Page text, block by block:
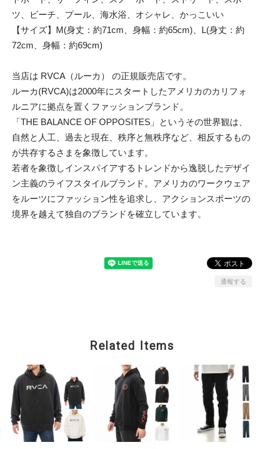
ツ、ビーチ、プール、海水浴、オシャレ、かっこいい
【サイズ】M(身丈：約71cm、身幅：約65cm)、L(身丈：約
72cm、身幅：約69cm)
当店は RVCA（ルーカ） の正規販売店です。
ルーカ(RVCA)は2000年にスタートしたアメリカのカリフォ
ルニアに拠点を置くファッションブランド。
「THE BALANCE OF OPPOSITES」というその世界観は、
自然と人工、過去と現在、秩序と無秩序など、相反するもの
が共存するさまを象徴しています。
若者を象徴しインスパイアするトレンドから逸脱したデザイ
ン主義のライフスタイルブランド。アメリカのワークウェア
をルーツにファッション性を追求し、アクションスポーツの
境界を越えて独自のブランドを確立しています。
通報する
Related Items